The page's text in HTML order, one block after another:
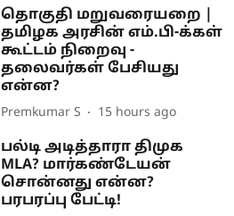
தொகுதி மறுவரையறை |
தமிழக அரசின் எம்.பி-க்கள்
கூட்டம் நிறைவு -
தலைவர்கள் பேசியது
என்ன?
Premkumar S 15 hours ago
பல்டி அடித்தாரா திமுக
MLA? மார்கண்டேயன்
சொன்னது என்ன?
பரபரப்பு பேட்டி!